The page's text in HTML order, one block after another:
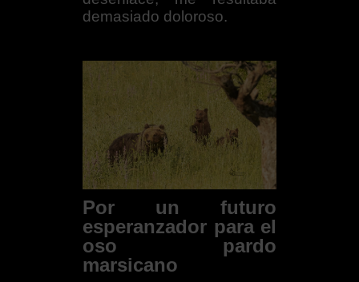
demasiado doloroso.
Por un futuro
esperanzador para el
oso pardo
marsicano